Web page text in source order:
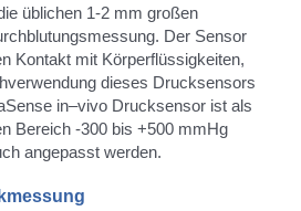
üblichen 1-2 mm großen
Der Sensor
Kontakt mit Körperflüssigkeiten,
dieses Drucksensors
in–vivo Drucksensor ist als
Bereich -300 bis +500 mmHg
angepasst werden.